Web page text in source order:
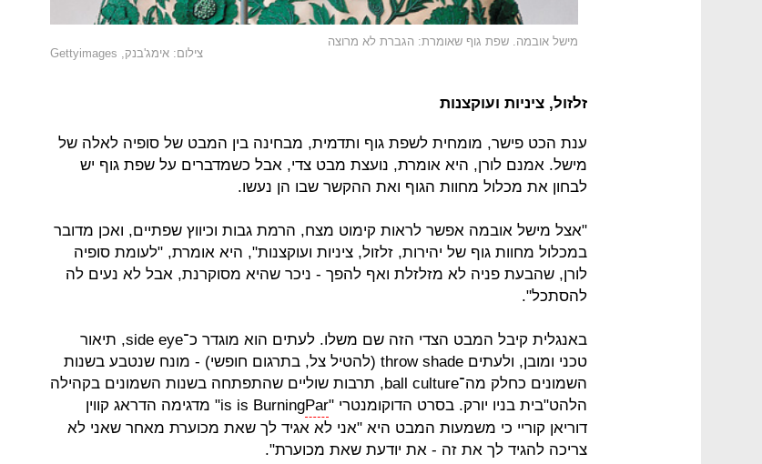
מישל אובמה. שפת גוף שאומרת: הגברת לא מרוצה
צילום: אימג'בנק, Gettyimages
זלזול, ציניות ועוקצנות
ענת הכט פישר, מומחית לשפת גוף ותדמית, מבחינה בין המבט של סופיה לאלה של
מישל. אמנם לורן, היא אומרת, נועצת מבט צדי, אבל כשמדברים על שפת גוף יש
לבחון את מכלול מחוות הגוף ואת ההקשר שבו הן נעשו.
"אצל מישל אובמה אפשר לראות קימוט מצח, הרמת גבות וכיווץ שפתיים, ואכן מדובר
במכלול מחוות גוף של יהירות, זלזול, ציניות ועוקצנות", היא אומרת, "לעומת סופיה
לורן, שהבעת פניה לא מזלזלת ואף להפך - ניכר שהיא מסוקרנת, אבל לא נעים לה
להסתכל".
באנגלית קיבל המבט הצדי הזה שם משלו. לעתים הוא מוגדר כ־side eye, תיאור
טכני ומובן, ולעתים throw shade (להטיל צל, בתרגום חופשי) - מונח שנטבע בשנות
השמונים כחלק מה־ball culture, תרבות שוליים שהתפתחה בשנות השמונים בקהילה
הלהט"בית בניו יורק. בסרט הדוקומנטרי "Par
is is Burning" מדגימה הדראג קווין
דוריאן קוריי כי משמעות המבט היא "אני לא אגיד לך שאת מכוערת מאחר שאני לא
צריכה להגיד לך את זה - את יודעת שאת מכוערת".